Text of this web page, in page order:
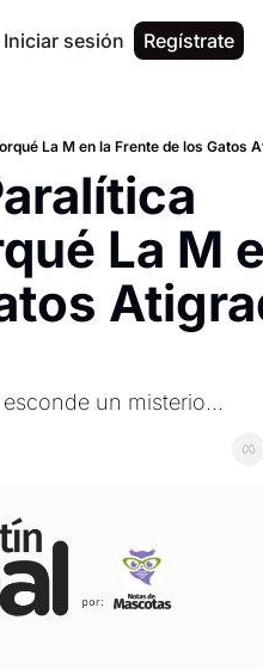
Iniciar sesión Regístrate
La M en la Frente de los Gatos
La M
un misterio...